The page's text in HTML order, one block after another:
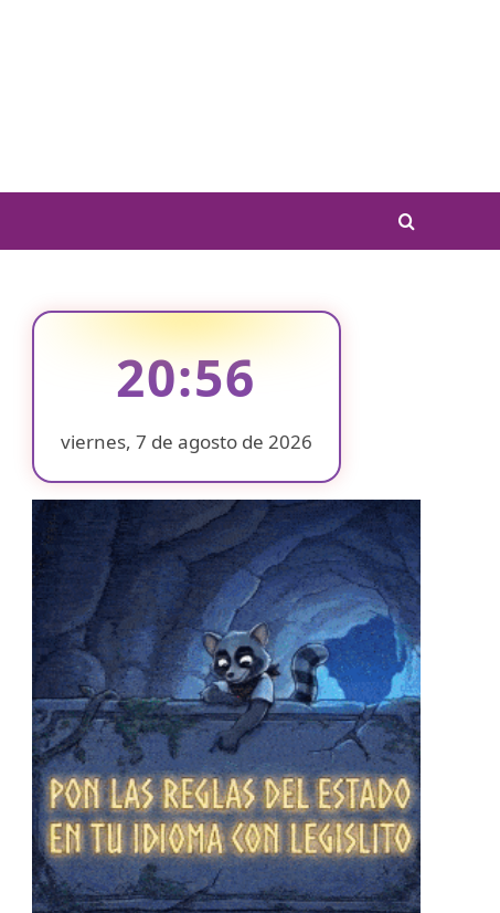
20:56
viernes, 7 de agosto de 2026
❄
❄
❄ ❄
❄
❄
❄